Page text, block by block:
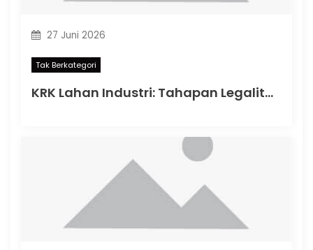
27 Juni 2026
Tak Berkategori
KRK Lahan Industri: Tahapan Legalitas Penting Sebelum Memulai Aktivitas Industri di Indonesia